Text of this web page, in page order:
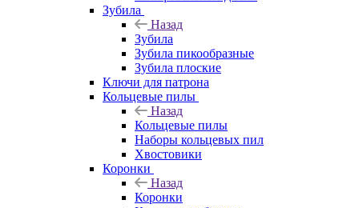
Зубила
Назад
Зубила
Зубила пикообразные
Зубила плоские
Ключи для патрона
Кольцевые пилы
Назад
Кольцевые пилы
Наборы кольцевых пил
Хвостовики
Коронки
Назад
Коронки